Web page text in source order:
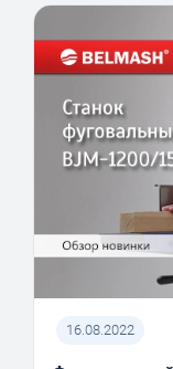
16.08.2022